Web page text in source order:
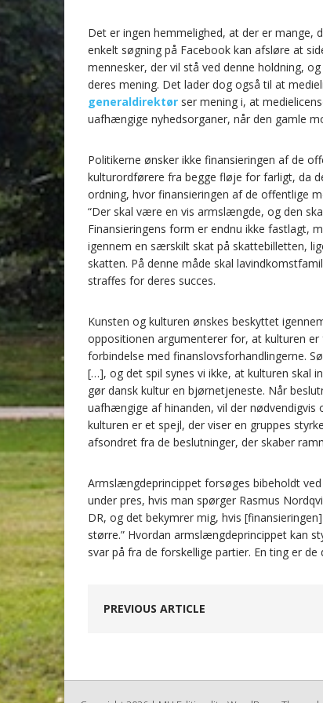
b
o
o
k
t
e
r
e
d
I
n
l
Det er ingen hemmelighed, at der er mange,
enkelt søgning på Facebook kan afsløre at
mennesker, der vil stå ved denne holdning,
deres mening. Det lader dog også til at
generaldirektør ser mening i, at
uafhængige nyhedsorganer, når den gamle
Politikerne ønsker ikke finansieringen af de
kulturordførere fra begge fløje for farligt, da
ordning, hvor finansieringen af de offentlige
“Der skal være en vis armslængde, og den
Finansieringens form er endnu ikke fastlagt,
igennem en særskilt skat på skattebilletten,
skatten. På denne måde skal
straffes for deres succes.
Kunsten og kulturen ønskes beskyttet
oppositionen argumenterer for, at kulturen
forbindelse med finanslovsforhandlingerne.
[…], og det spil synes vi ikke, at kulturen skal
gør dansk kultur en bjørnetjeneste. Når
uafhængige af hinanden, vil der
kulturen er et spejl, der viser en gruppes
afsondret fra de beslutninger, der skaber
Armslængdeprincippet forsøges bibeholdt
under pres, hvis man spørger Rasmus
DR, og det bekymrer mig, hvis
større.” Hvordan armslængdeprincippet kan
svar på fra de forskellige partier. En ting er
PREVIOUS ARTICLE